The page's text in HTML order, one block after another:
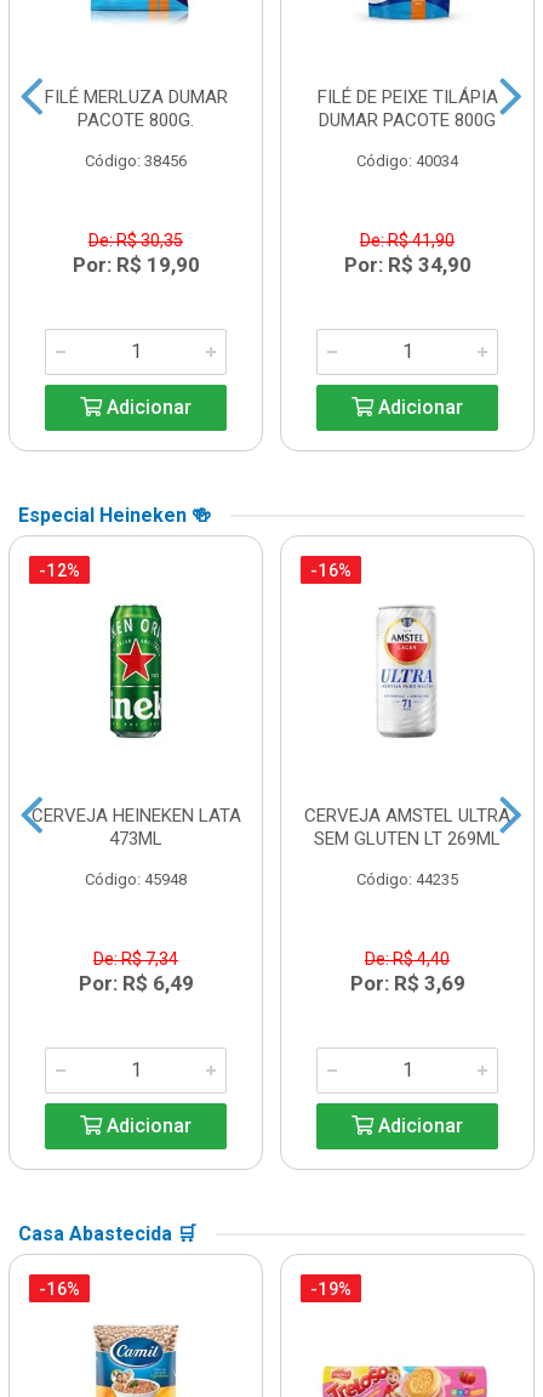
FILÉ MERLUZA DUMAR
PACOTE 800G.
Código: 38456
De: R$ 30,35
Por: R$ 19,90
Adicionar
FILÉ DE PEIXE TILÁPIA
DUMAR PACOTE 800G
Código: 40034
De: R$ 41,90
Por: R$ 34,90
Adicionar
Especial Heineken 🍻
-12%
CERVEJA HEINEKEN LATA
473ML
Código: 45948
De: R$ 7,34
Por: R$ 6,49
Adicionar
-16%
CERVEJA AMSTEL ULTRA
SEM GLUTEN LT 269ML
Código: 44235
De: R$ 4,40
Por: R$ 3,69
Adicionar
Casa Abastecida 🛒
-16% -19%